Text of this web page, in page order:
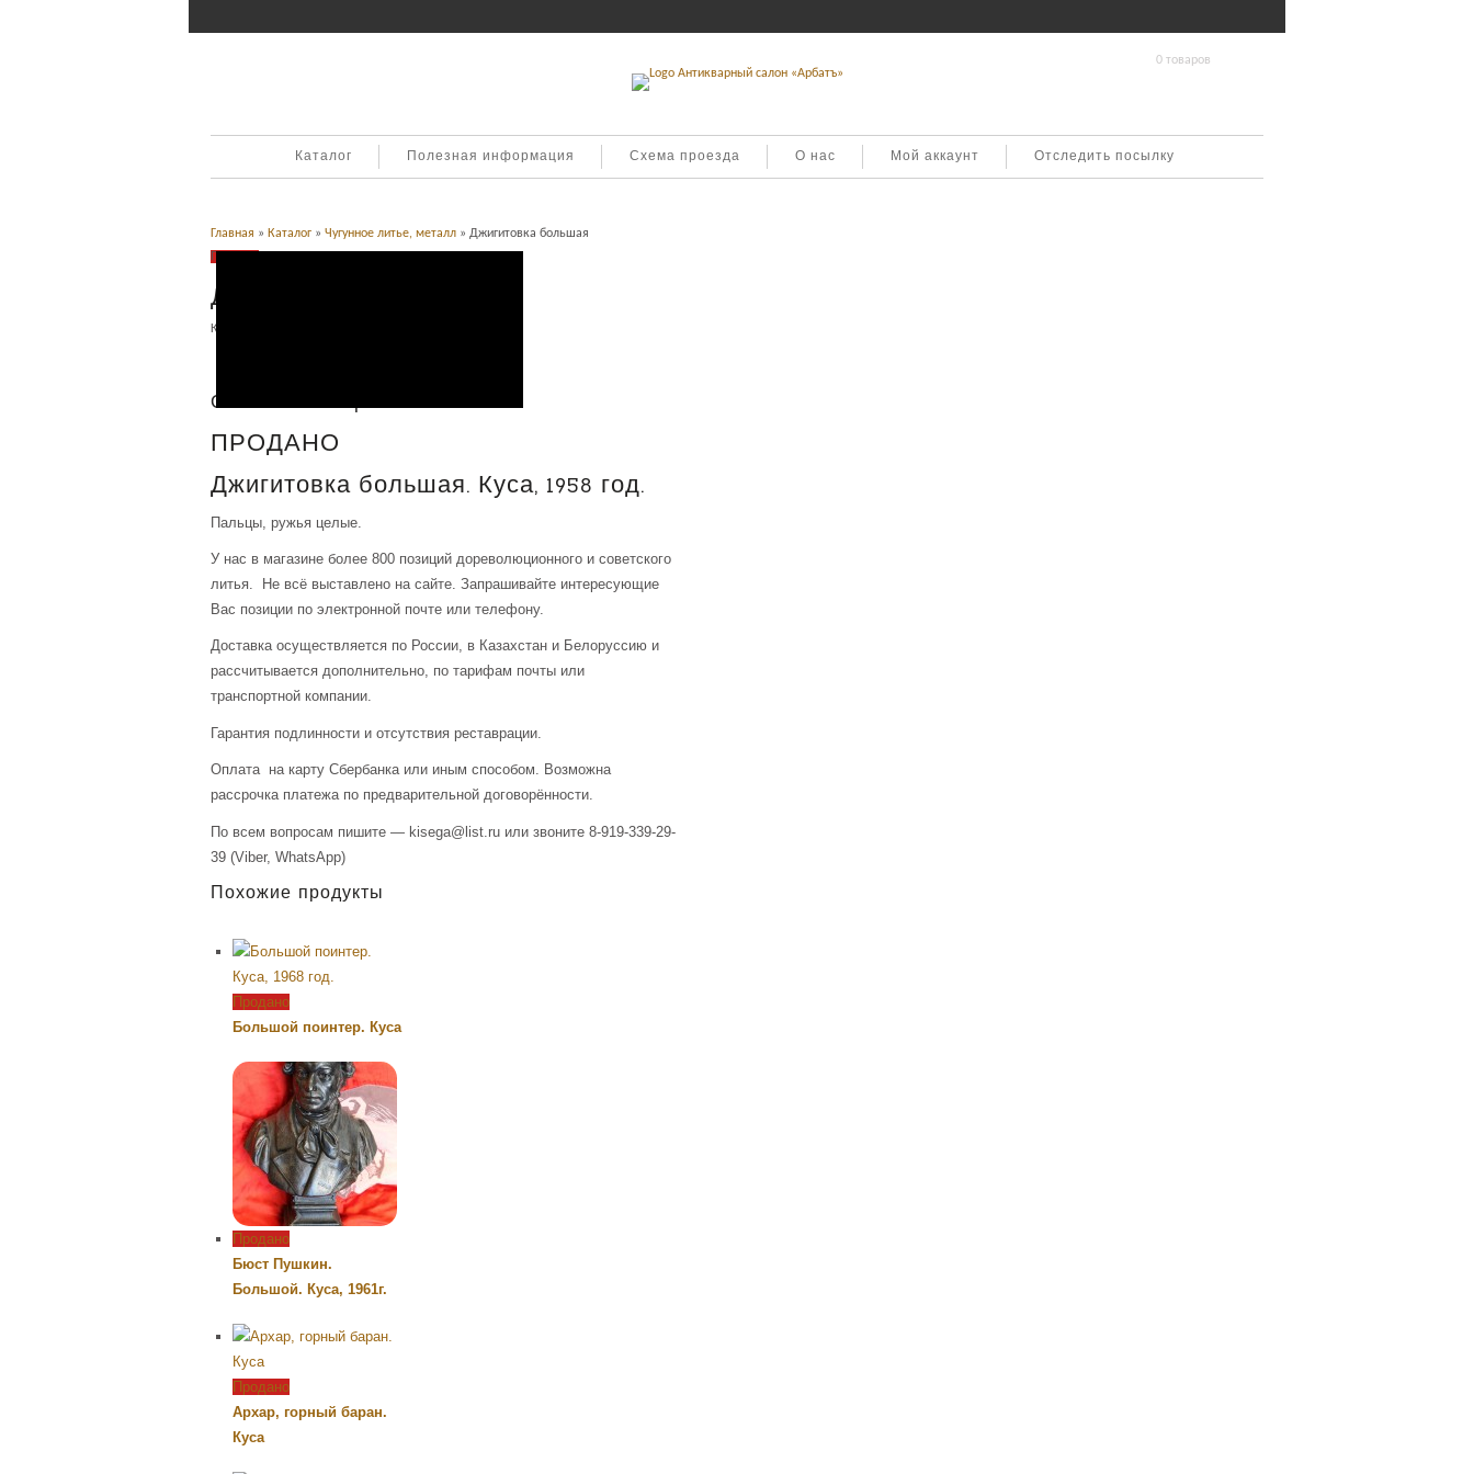
0 товаров
Каталог Полезная информация Схема проезда О нас Мой аккаунт Отследить посылку
Главная » Каталог » Чугунное литье, металл » Джигитовка большая
Продано
Джигитовка большая
Категория:
Описание товара
ПРОДАНО
Джигитовка большая. Куса, 1958 год.
Пальцы, ружья целые.
У нас в магазине более 800 позиций дореволюционного и советского
литья. Не всё выставлено на сайте. Запрашивайте интересующие
Вас позиции по электронной почте или телефону.
Доставка осуществляется по России, в Казахстан и Белоруссию и
рассчитывается дополнительно, по тарифам почты или
транспортной компании.
Гарантия подлинности и отсутствия реставрации.
Оплата на карту Сбербанка или иным способом. Возможна
рассрочка платежа по предварительной договорённости.
По всем вопросам пишите — kisega@list.ru или звоните 8-919-339-29-
39 (Viber, WhatsApp)
Похожие продукты
Продано
Большой поинтер. Куса
Продано
Бюст Пушкин.
Большой. Куса, 1961г.
Продано
Архар, горный баран.
Куса